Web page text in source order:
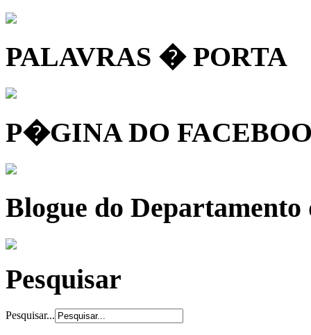
PALAVRAS � PORTA
P�GINA DO
Blogue do
Pesquisar
Pesquisar...